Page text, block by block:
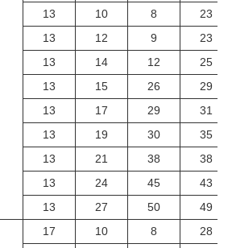
13 10 8
23
13 12 9
23
13 14 12
25
13 15 26
29
13 17 29
31
13 19 30
35
13 21 38
38
13 24 45
43
13 27 50
49
17 10 8
28